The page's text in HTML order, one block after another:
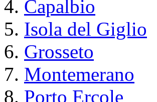
Capalbio
Isola del Giglio
Grosseto
Montemerano
Porto Ercole